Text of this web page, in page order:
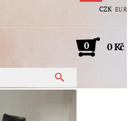
CZK EUR
0 0 Kč